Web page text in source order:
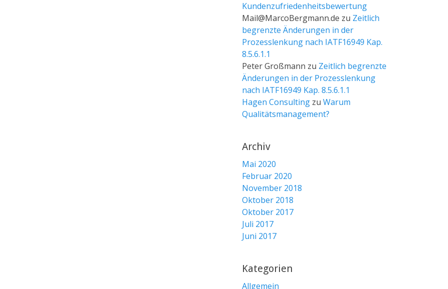
Kundenzufriedenheitsbewertung
Mail@MarcoBergmann.de zu Zeitlich
begrenzte Änderungen in der
Prozesslenkung nach IATF16949 Kap.
8.5.6.1.1
Peter Großmann zu Zeitlich begrenzte
Änderungen in der Prozesslenkung
nach IATF16949 Kap. 8.5.6.1.1
Hagen Consulting zu Warum
Qualitätsmanagement?
Archiv
Mai 2020
Februar 2020
November 2018
Oktober 2018
Oktober 2017
Juli 2017
Juni 2017
Kategorien
Allgemein